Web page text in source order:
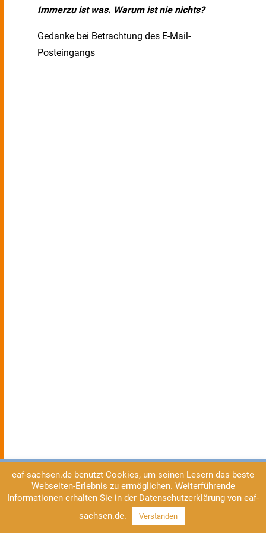
Immerzu ist was. Warum ist nie nichts?
Gedanke bei Betrachtung des E-Mail-
Posteingangs
eaf-sachsen.de benutzt Cookies, um seinen Lesern das beste
Webseiten-Erlebnis zu ermöglichen. Weiterführende
Informationen erhalten Sie in der Datenschutzerklärung von eaf-
sachsen.de.
Verstanden